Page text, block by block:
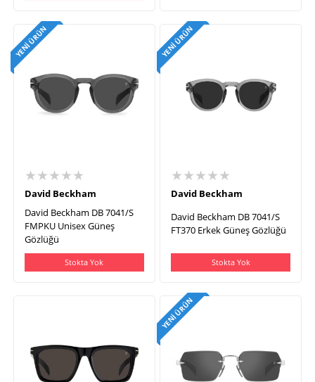
YENI ÜRÜN
★★★★★
David Beckham
David Beckham DB 7041/S
FMPKU Unisex Güneş
Gözlüğü
Stokta Yok
YENI ÜRÜN
★★★★★
David Beckham
David Beckham DB 7041/S
FT370 Erkek Güneş Gözlüğü
Stokta Yok
YENI ÜRÜN